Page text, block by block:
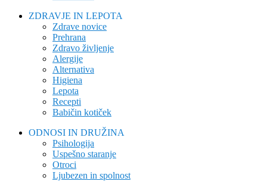
ZDRAVJE IN LEPOTA
Zdrave novice
Prehrana
Zdravo življenje
Alergije
Alternativa
Higiena
Lepota
Recepti
Babičin kotiček
ODNOSI IN DRUŽINA
Psihologija
Uspešno staranje
Otroci
Ljubezen in spolnost